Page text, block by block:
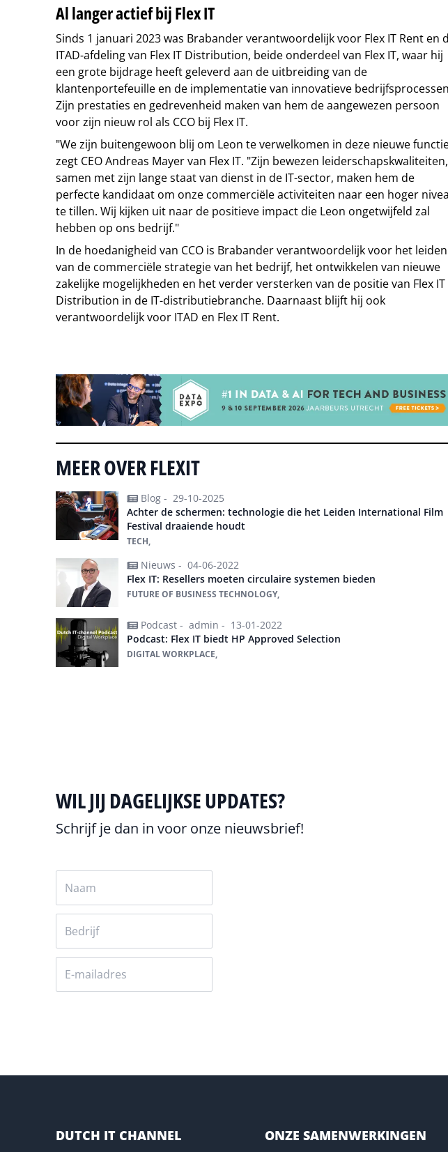
Al langer actief bij Flex IT
Sinds 1 januari 2023 was Brabander verantwoordelijk voor Flex IT Rent en
ITAD-afdeling van Flex IT Distribution, beide onderdeel van Flex IT, waar hij
een grote bijdrage heeft geleverd aan de uitbreiding van de
klantenportefeuille en de implementatie van innovatieve
Zijn prestaties en gedrevenheid maken van hem de aangewezen persoon
voor zijn nieuw rol als CCO bij Flex IT.
"We zijn buitengewoon blij om Leon te verwelkomen in deze nieuwe
zegt CEO Andreas Mayer van Flex IT. "Zijn bewezen leiderschapskwaliteiten,
samen met zijn lange staat van dienst in de IT-sector, maken hem de
perfecte kandidaat om onze commerciële activiteiten naar een hoger
te tillen. Wij kijken uit naar de positieve impact die Leon ongetwijfeld zal
hebben op ons bedrijf."
In de hoedanigheid van CCO is Brabander verantwoordelijk voor het leiden
van de commerciële strategie van het bedrijf, het ontwikkelen van nieuwe
zakelijke mogelijkheden en het verder versterken van de positie van Flex IT
Distribution in de IT-distributiebranche. Daarnaast blijft hij ook
verantwoordelijk voor ITAD en Flex IT Rent.
MEER OVER FLEXIT
Blog - 29-10-2025
Achter de schermen: technologie die het Leiden International Film
Festival draaiende houdt
TECH,
Nieuws - 04-06-2022
Flex IT: Resellers moeten circulaire systemen bieden
FUTURE OF BUSINESS TECHNOLOGY,
Podcast - admin - 13-01-2022
Podcast: Flex IT biedt HP Approved Selection
DIGITAL WORKPLACE,
WIL JIJ DAGELIJKSE UPDATES?
Schrijf je dan in voor onze nieuwsbrief!
DUTCH IT CHANNEL ONZE SAMENWERKINGEN